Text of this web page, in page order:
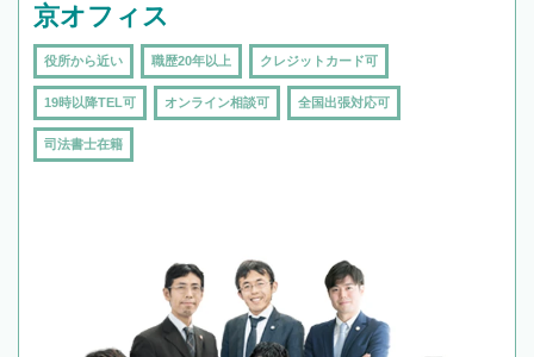
京オフィス
役所から近い 職歴20年以上 クレジットカード可
19時以降TEL可 オンライン相談可 全国出張対応可
司法書士在籍